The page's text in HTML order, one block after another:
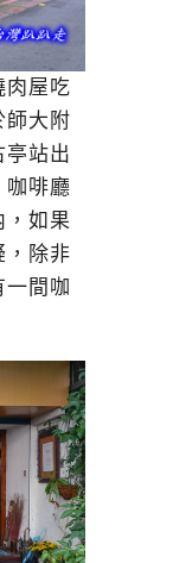
肉屋吃
師大附
亭站出
咖啡廳
，如果
，除非
間咖